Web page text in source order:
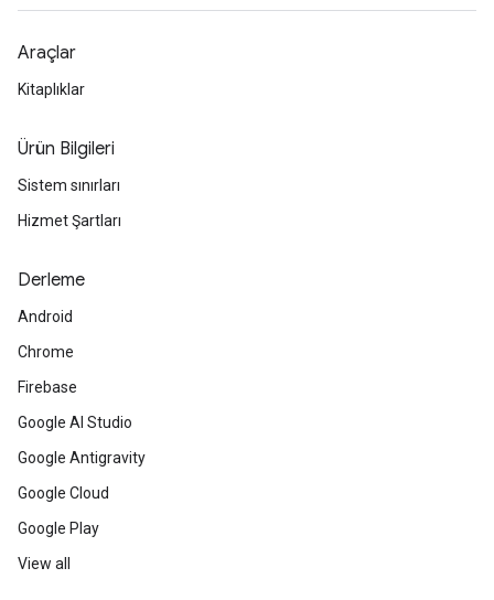
Araçlar
Kitaplıklar
Ürün Bilgileri
Sistem sınırları
Hizmet Şartları
Derleme
Android
Chrome
Firebase
Google AI Studio
Google Antigravity
Google Cloud
Google Play
View all